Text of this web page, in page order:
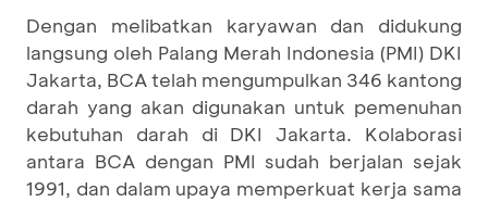
Dengan melibatkan karyawan dan didukung
langsung oleh Palang Merah Indonesia (PMI) DKI
Jakarta, BCA telah mengumpulkan 346 kantong
darah yang akan digunakan untuk pemenuhan
kebutuhan darah di DKI Jakarta. Kolaborasi
antara BCA dengan PMI sudah berjalan sejak
1991, dan dalam upaya memperkuat kerja sama